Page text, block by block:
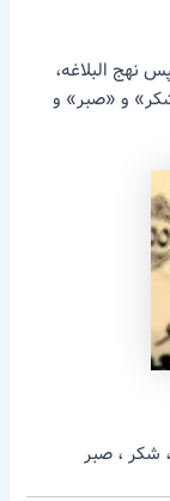
نهج البلاغه،
و «صبر» و
شکر ، صبر